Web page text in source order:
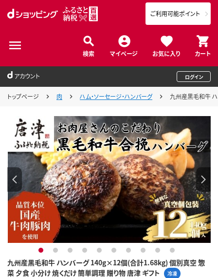
検索 マイページ お気に入り カート
ご利用可能ポイント
アカウント ログイン
トップページ 肉 ハム・ソーセージ・ハンバーグ 九州産黒毛和牛
九州産黒毛和牛 ハンバーグ 140g×12個(合計1.68kg) 個別真空 惣
菜 夕食 小分け 焼くだけ 簡単調理 贈り物 唐津 ギフト
冷凍
1 2 3 4 5 6 7 8 9 10